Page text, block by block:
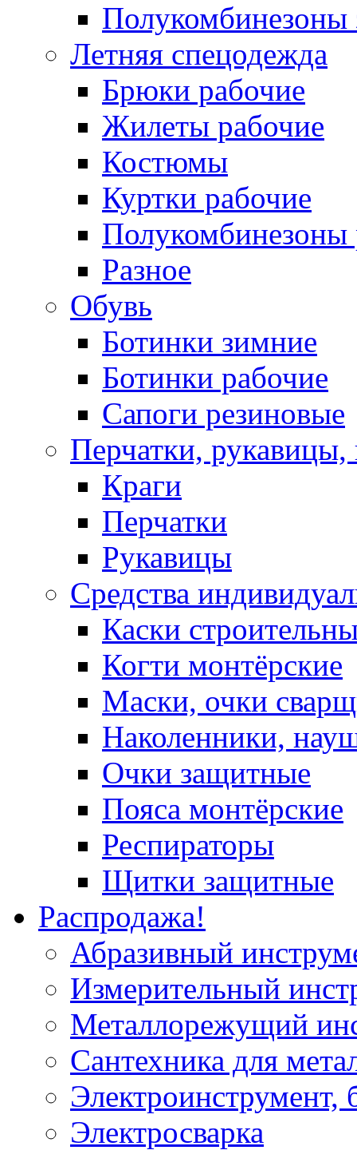
Полукомбинезоны
Летняя спецодежда
Брюки рабочие
Жилеты рабочие
Костюмы
Куртки рабочие
Полукомбинезоны
Разное
Обувь
Ботинки зимние
Ботинки рабочие
Сапоги резиновые
Перчатки, рукавицы,
Краги
Перчатки
Рукавицы
Средства
Каски
Когти монтёрские
Маски, очки
Наколенники,
Очки защитные
Пояса монтёрские
Респираторы
Щитки защитные
Распродажа!
Абразивный
Измерительный
Металлорежущий
Сантехника для
Электроинструмент,
Электросварка